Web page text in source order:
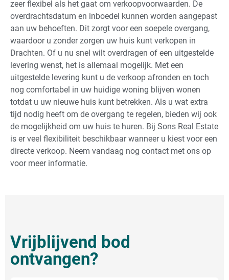
zeer flexibel als het gaat om verkoopvoorwaarden. De
overdrachtsdatum en inboedel kunnen worden aangepast
aan uw behoeften. Dit zorgt voor een soepele overgang,
waardoor u zonder zorgen uw huis kunt verkopen in
Drachten. Of u nu snel wilt overdragen of een uitgestelde
levering wenst, het is allemaal mogelijk. Met een
uitgestelde levering kunt u de verkoop afronden en toch
nog comfortabel in uw huidige woning blijven wonen
totdat u uw nieuwe huis kunt betrekken. Als u wat extra
tijd nodig heeft om de overgang te regelen, bieden wij ook
de mogelijkheid om uw huis te huren. Bij Sons Real Estate
is er veel flexibiliteit beschikbaar wanneer u kiest voor een
directe verkoop. Neem vandaag nog contact met ons op
voor meer informatie.
Vrijblijvend bod
ontvangen?